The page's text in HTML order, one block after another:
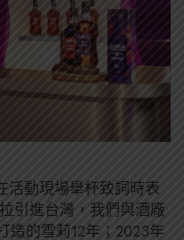
活動現場舉杯致詞時表
引進台灣，我們與酒廠
造的雪莉12年；2023年